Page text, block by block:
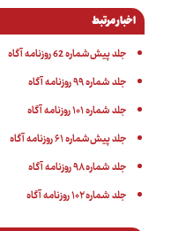
اخبار مرتبط
جلد پیش‌شماره 62 روزنامه آگاه
جلد شماره ۹۹ روزنامه آگاه
جلد شماره ۱۰۱ روزنامه آگاه
جلد پیش‌شماره ۶۱ روزنامه آگاه
جلد شماره ۹۸ روزنامه آگاه
جلد شماره ۱۰۲ روزنامه آگاه